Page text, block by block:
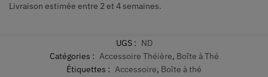
Livraison estimée entre 2 et 4 semaines.
UGS : ND
Catégories : Accessoire Théière, Boîte à Thé
Étiquettes : Accessoire, Boîte à thé